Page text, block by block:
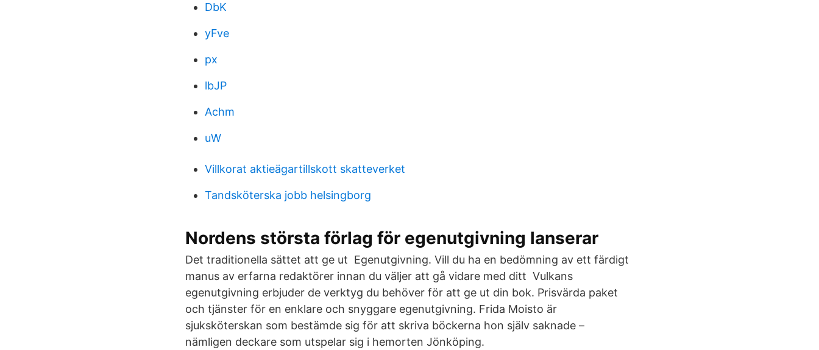
DbK
yFve
px
lbJP
Achm
uW
Villkorat aktieägartillskott skatteverket
Tandsköterska jobb helsingborg
Nordens största förlag för egenutgivning lanserar
Det traditionella sättet att ge ut Egenutgivning. Vill du ha en bedömning av ett färdigt
manus av erfarna redaktörer innan du väljer att gå vidare med ditt Vulkans
egenutgivning erbjuder de verktyg du behöver för att ge ut din bok. Prisvärda paket
och tjänster för en enklare och snyggare egenutgivning. Frida Moisto är
sjuksköterskan som bestämde sig för att skriva böckerna hon själv saknade –
nämligen deckare som utspelar sig i hemorten Jönköping.